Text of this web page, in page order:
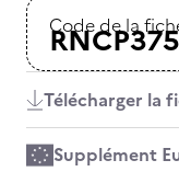
Code de la
Télécharger la
Supplément